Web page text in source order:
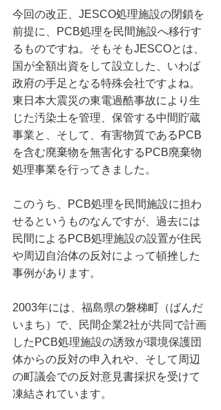
今回の改正、JESCO処理施設の閉鎖を
前提に、PCB処理を民間施設へ移行す
るものですね。そもそもJESCOとは、
国が全額出資をして設立した、いわば
政府の手足となる特殊会社ですよね。
東日本大震災の東電過酷事故により生
じた汚染土を管理、保管する中間貯蔵
事業と、そして、有害物質であるPCB
を含む廃棄物を無害化するPCB廃棄物
処理事業を行ってきました。
このうち、PCB処理を民間施設に担わ
せるというものなんですが、過去には
民間によるPCB処理施設の設置が住民
や周辺自治体の反対によって頓挫した
事例があります。
2003年には、福島県の磐梯町（ばんだ
いまち）で、民間企業2社が共同で計画
したPCB処理施設の誘致が環境保護団
体からの反対の申入れや、そして周辺
の町議会での反対意見書採択を受けて
凍結されています。